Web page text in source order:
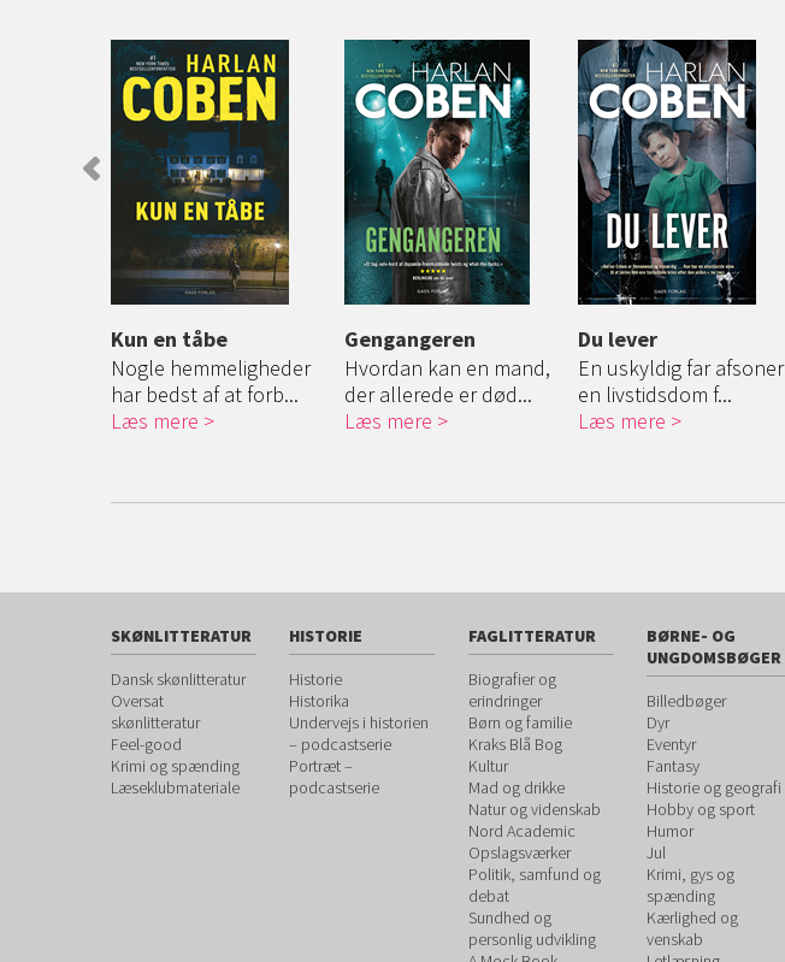
Kun en tåbe
Nogle hemmeligheder
har bedst af at forb...
Læs mere
Gengangeren
Hvordan kan en mand,
der allerede er død...
Læs mere
Du lever
En uskyldig far afsoner
en livstidsdom f...
Læs mere
SKØNLITTERATUR
Dansk skønlitteratur
Oversat
skønlitteratur
Feel-good
Krimi og spænding
Læseklubmateriale
HISTORIE
Historie
Historika
Undervejs i historien
– podcastserie
Portræt –
podcastserie
FAGLITTERATUR
Biografier og
erindringer
Børn og familie
Kraks Blå Bog
Kultur
Mad og drikke
Natur og videnskab
Nord Academic
Opslagsværker
Politik, samfund og
debat
Sundhed og
personlig udvikling
BØRNE- OG
UNGDOMSBØGER
Billedbøger
Dyr
Eventyr
Fantasy
Historie og geografi
Hobby og sport
Humor
Jul
Krimi, gys og
spænding
Kærlighed og
venskab